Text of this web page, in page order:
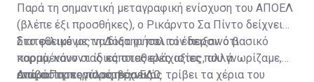
Παρά τη σημαντική μεταγραφική ενίσχυση του ΑΠΟΕΛ
(βλέπε έξι προσθήκες), ο Ρικάρντο Σα Πίντο δείχνει
διατεθειμένος να διατηρήσει τον περσινό βασικό
κορμό, κάνοντας κάποιες ελάχιστες, αλλά
απαραίτητες παρεμβάσεις.
Στο φιλικό με τη Δόξα οι παλιοί έδειξαν ότι
παραμένουν οι ίδιες σταθερές αξίες που γνωρίζαμε,
ενώ ο Πορτογάλος τεχνικός τρίβει τα χέρια του
Διαβάστε περισσότεραΕΔΩ.